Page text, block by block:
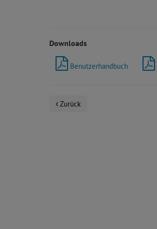
Downloads
Benutzerhandbuch
Zurück